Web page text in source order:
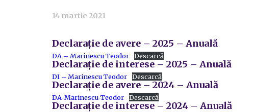
14 martie 2021
Declarație de avere – 2025 – Anuală
DA – Marinescu Teodor Descarcă
Declarație de interese – 2025 – Anuală
DI – Marinescu Teodor Descarcă
Declarație de avere – 2024 – Anuală
DA-Marinescu-Teodor Descarcă
Declarație de interese – 2024 – Anuală